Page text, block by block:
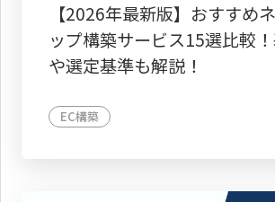
【2026年最新版】おすすめ
ップ構築サービス15選比較
や選定基準も解説！
EC構築